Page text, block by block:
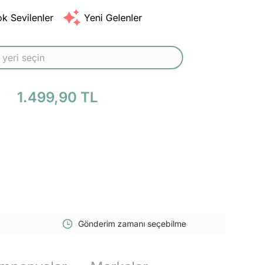
Sevilenler Yeni Gelenler
1.499,90 TL
Gönderim zamanı seçebilme